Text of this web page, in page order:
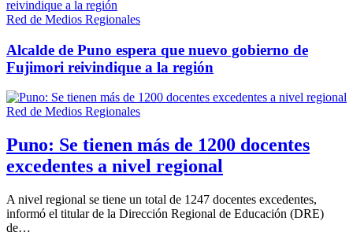
Red de Medios Regionales
Alcalde de Puno espera que nuevo gobierno de
Fujimori reivindique a la región
Red de Medios Regionales
Puno: Se tienen más de 1200 docentes
excedentes a nivel regional
A nivel regional se tiene un total de 1247 docentes excedentes,
informó el titular de la Dirección Regional de Educación (DRE)
de…